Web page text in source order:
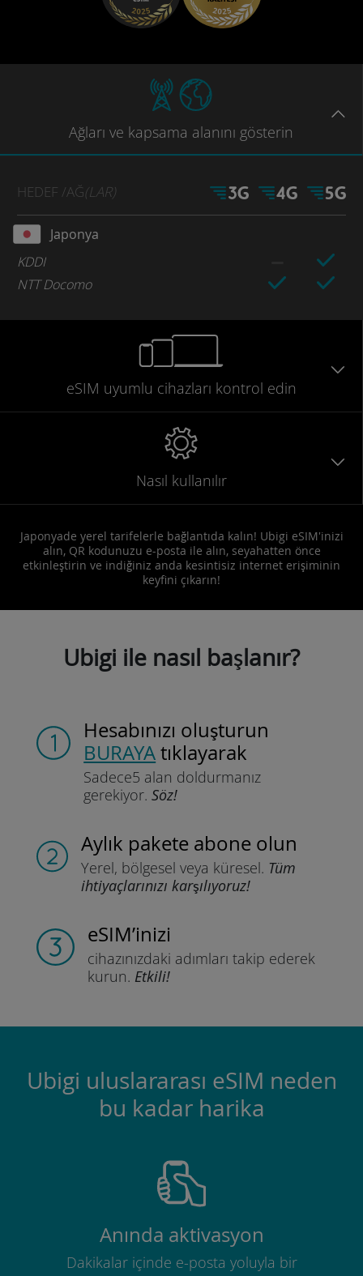
Ağları ve kapsama alanını gösterin
HEDEF /AĞ(LAR)
Japonya
KDDI
NTT Docomo
eSIM uyumlu cihazları kontrol edin
Nasıl kullanılır
Japonyade yerel tarifelerle bağlantıda kalın! Ubigi eSIM'inizi
alın, QR kodunuzu e-posta ile alın, seyahatten önce
etkinleştirin ve indiğiniz anda kesintisiz internet erişiminin
keyfini çıkarın!
Ubigi ile nasıl başlanır?
Hesabınızı oluşturun
BURAYAtıklayarak
Sadece5 alan doldurmanız
gerekiyor. Söz!
Aylık pakete abone olun
Yerel, bölgesel veya küresel. Tüm
ihtiyaçlarınızı karşılıyoruz!
eSIM’inizi
cihazınızdaki adımları takip ederek
kurun. Etkili!
Ubigi uluslararası eSIM neden
bu kadar harika
Anında aktivasyon
Dakikalar içinde e-posta yoluyla bir